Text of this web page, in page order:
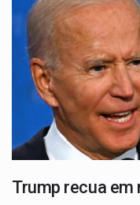
Trump recua